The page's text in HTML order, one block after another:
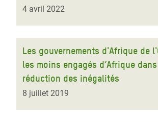
4 avril 2022
Les gouvernements d'Afrique de
les moins engagés d’Afrique
réduction des inégalités
8 juillet 2019